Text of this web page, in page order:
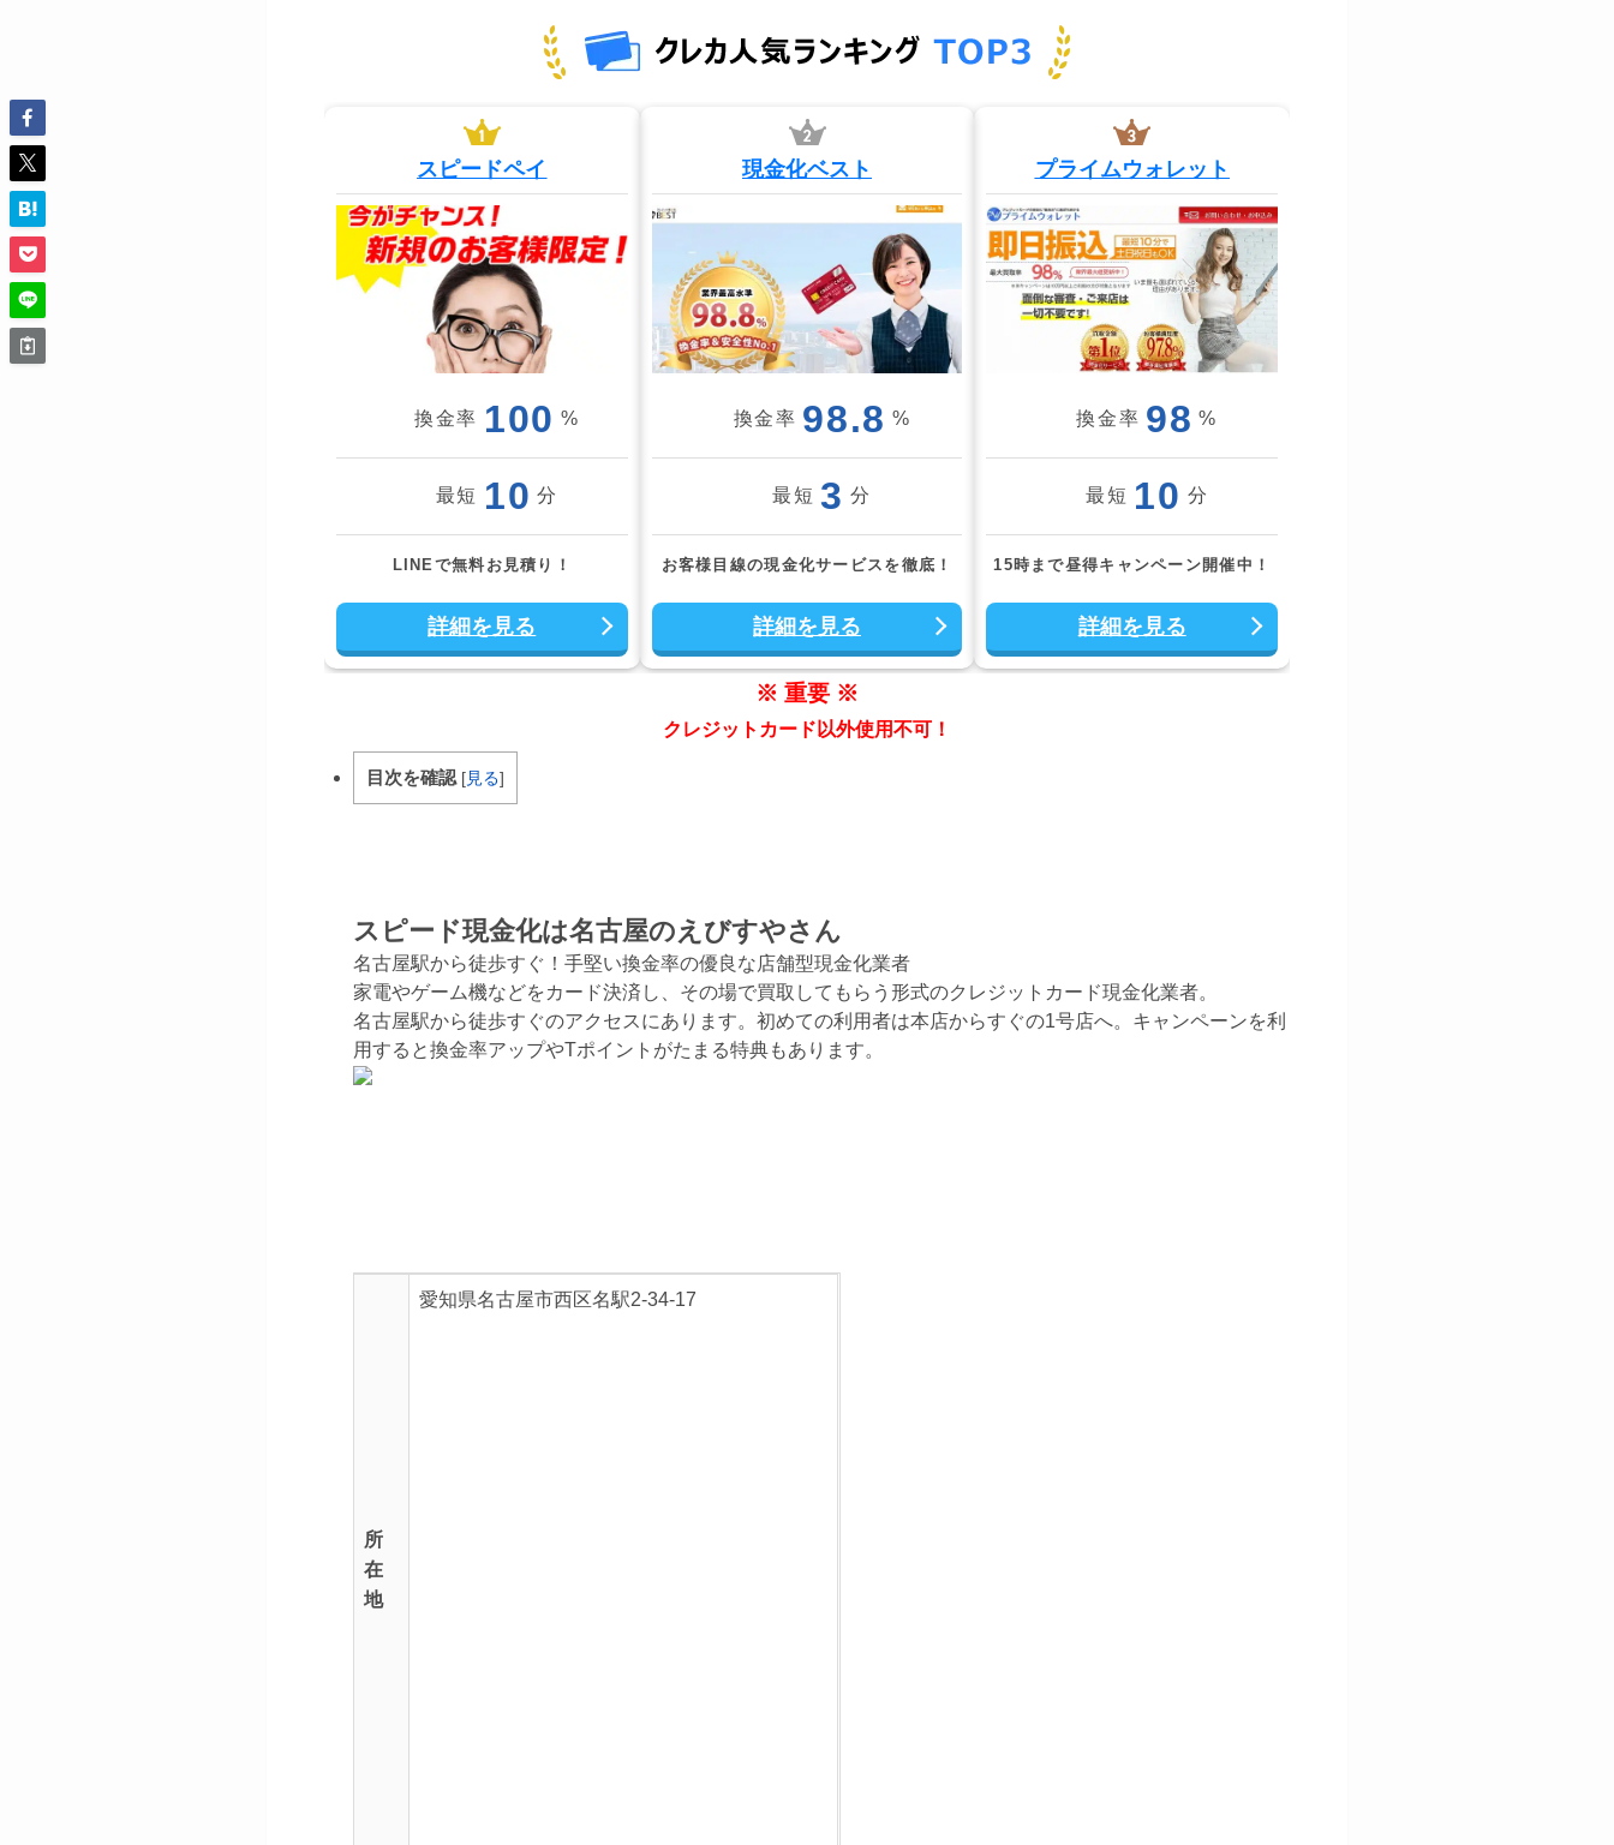
スピードペイ
換金率 100 %
最短 10 分
LINEで無料お見積り！
詳細を見る
現金化ベスト
換金率 98.8 %
最短 3 分
お客様目線の現金化サービスを徹底！
詳細を見る
プライムウォレット
換金率 98 %
最短 10 分
15時まで昼得キャンペーン開催中！
詳細を見る
※ 重要 ※
クレジットカード以外使用不可！
目次を確認 [ 見る]
スピード現金化は名古屋のえびすやさん
名古屋駅から徒歩すぐ！手堅い換金率の優良な店舗型現金化業者
家電やゲーム機などをカード決済し、その場で買取してもらう形式のクレジットカード現金化業者。
名古屋駅から徒歩すぐのアクセスにあります。初めての利用者は本店からすぐの1号店へ。キャンペーンを利
用すると換金率アップやTポイントがたまる特典もあります。
所
在
地
愛知県名古屋市西区名駅2-34-17